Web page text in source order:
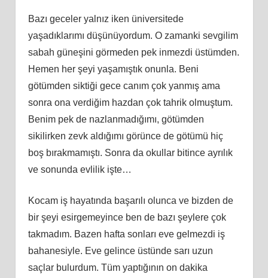
Bazı geceler yalnız iken üniversitede
yaşadıklarımı düşünüyordum. O zamanki sevgilim
sabah güneşini görmeden pek inmezdi üstümden.
Hemen her şeyi yaşamıştık onunla. Beni
götümden siktiği gece canım çok yanmış ama
sonra ona verdiğim hazdan çok tahrik olmuştum.
Benim pek de nazlanmadığımı, götümden
sikilirken zevk aldığımı görünce de götümü hiç
boş bırakmamıştı. Sonra da okullar bitince ayrılık
ve sonunda evlilik işte…
Kocam iş hayatında başarılı olunca ve bizden de
bir şeyi esirgemeyince ben de bazı şeylere çok
takmadım. Bazen hafta sonları eve gelmezdi iş
bahanesiyle. Eve gelince üstünde sarı uzun
saçlar bulurdum. Tüm yaptığının on dakika